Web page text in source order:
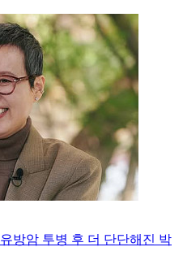
방암 투병 후 더 단단해진 박